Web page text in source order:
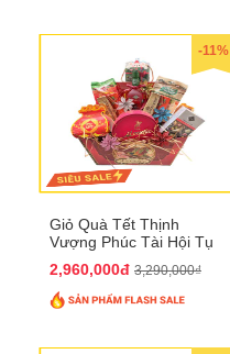
-11%
Giỏ Quà Tết Thịnh
Vượng Phúc Tài Hội Tụ
2,960,000đ 3,290,000₫